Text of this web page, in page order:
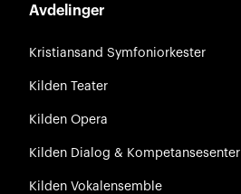
Avdelinger
Kristiansand Symfoniorkester
Kilden Teater
Kilden Opera
Kilden Dialog & Kompetansesenter
Kilden Vokalensemble